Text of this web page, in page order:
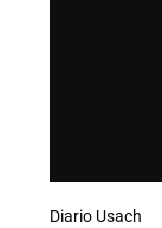
Diario Usach